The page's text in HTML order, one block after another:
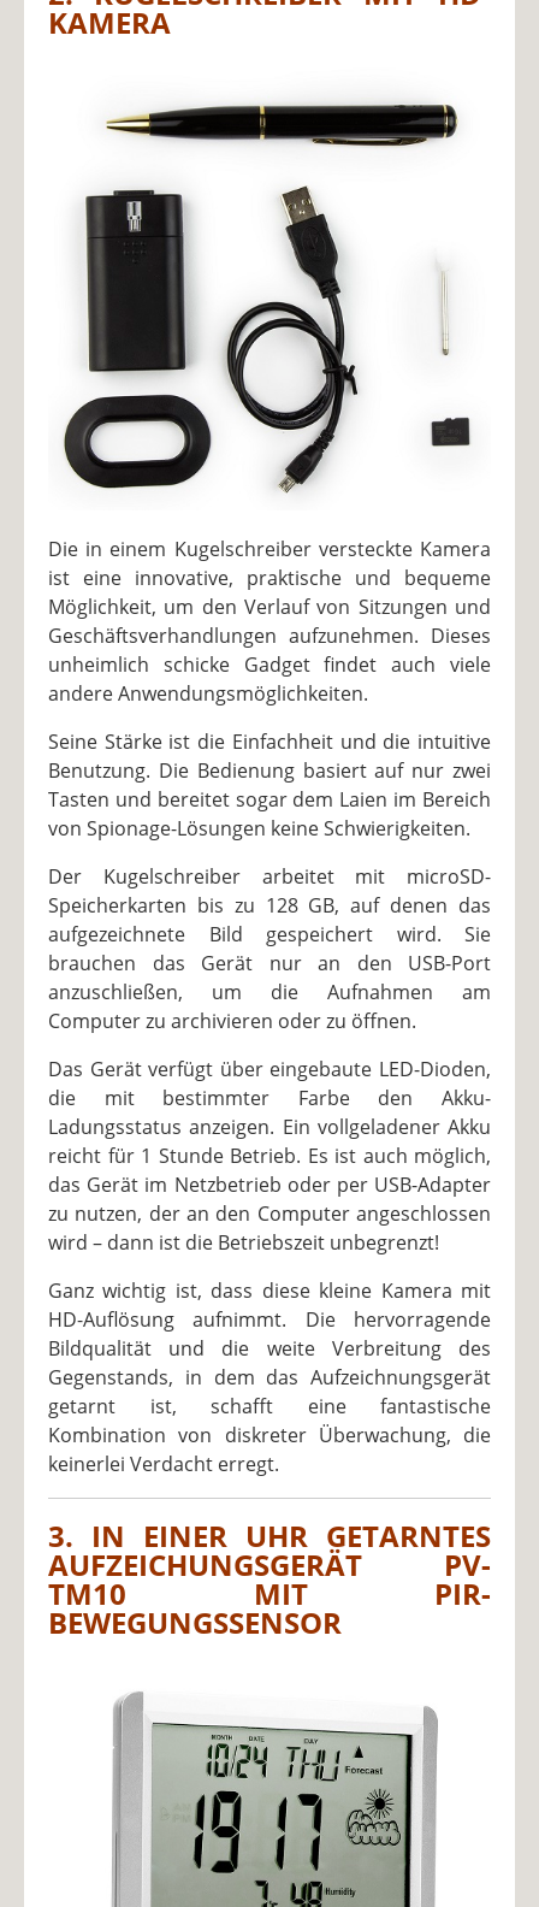
KAMERA
Die in einem Kugelschreiber versteckte Kamera
ist eine innovative, praktische und bequeme
Möglichkeit, um den Verlauf von Sitzungen und
Geschäftsverhandlungen aufzunehmen. Dieses
unheimlich schicke Gadget findet auch viele
andere Anwendungsmöglichkeiten.
Seine Stärke ist die Einfachheit und die intuitive
Benutzung. Die Bedienung basiert auf nur zwei
Tasten und bereitet sogar dem Laien im Bereich
von Spionage-Lösungen keine Schwierigkeiten.
Der Kugelschreiber arbeitet mit microSD-
Speicherkarten bis zu 128 GB, auf denen das
aufgezeichnete Bild gespeichert wird. Sie
brauchen das Gerät nur an den USB-Port
anzuschließen, um die Aufnahmen am
Computer zu archivieren oder zu öffnen.
Das Gerät verfügt über eingebaute LED-Dioden,
die mit bestimmter Farbe den Akku-
Ladungsstatus anzeigen. Ein vollgeladener Akku
reicht für 1 Stunde Betrieb. Es ist auch möglich,
das Gerät im Netzbetrieb oder per USB-Adapter
zu nutzen, der an den Computer angeschlossen
wird – dann ist die Betriebszeit unbegrenzt!
Ganz wichtig ist, dass diese kleine Kamera mit
HD-Auflösung aufnimmt. Die hervorragende
Bildqualität und die weite Verbreitung des
Gegenstands, in dem das Aufzeichnungsgerät
getarnt ist, schafft eine fantastische
Kombination von diskreter Überwachung, die
keinerlei Verdacht erregt.
3. IN EINER UHR GETARNTES
AUFZEICHUNGSGERÄT PV-
TM10 MIT PIR-
BEWEGUNGSSENSOR